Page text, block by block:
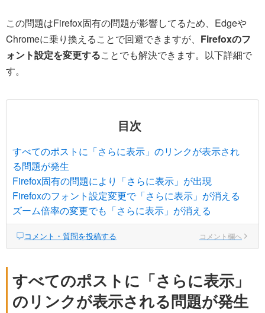
この問題はFirefox固有の問題が影響してるため、Edgeや
Chromeに乗り換えることで回避できますが、 Firefoxのフ
ォント設定を変更することでも解決できます。以下詳細で
す。
目次
すべてのポストに「さらに表示」のリンクが表示され
る問題が発生
Firefox固有の問題により「さらに表示」が出現
Firefoxのフォント設定変更で「さらに表示」が消える
ズーム倍率の変更でも「さらに表示」が消える
コメント・質問を投稿する コメント欄へ
すべてのポストに「さらに表示」
のリンクが表示される問題が発生